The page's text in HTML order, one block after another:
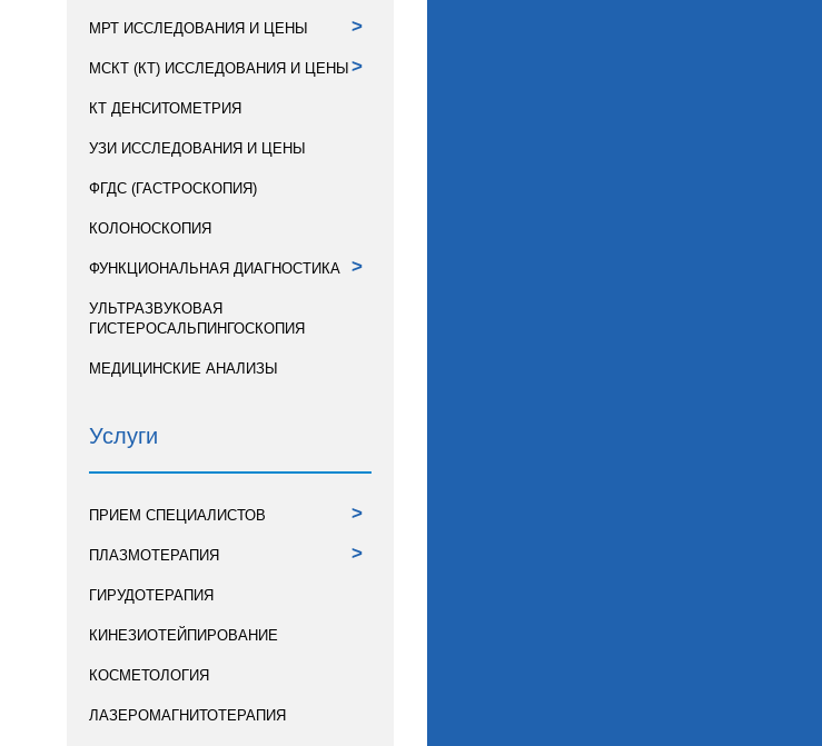
МРТ ИССЛЕДОВАНИЯ И ЦЕНЫ >
МСКТ (КТ) ИССЛЕДОВАНИЯ И ЦЕНЫ >
КТ ДЕНСИТОМЕТРИЯ
УЗИ ИССЛЕДОВАНИЯ И ЦЕНЫ
ФГДС (ГАСТРОСКОПИЯ)
КОЛОНОСКОПИЯ
ФУНКЦИОНАЛЬНАЯ ДИАГНОСТИКА >
УЛЬТРАЗВУКОВАЯ
ГИСТЕРОСАЛЬПИНГОСКОПИЯ
МЕДИЦИНСКИЕ АНАЛИЗЫ
Услуги
ПРИЕМ СПЕЦИАЛИСТОВ >
ПЛАЗМОТЕРАПИЯ >
ГИРУДОТЕРАПИЯ
КИНЕЗИОТЕЙПИРОВАНИЕ
КОСМЕТОЛОГИЯ
ЛАЗЕРОМАГНИТОТЕРАПИЯ